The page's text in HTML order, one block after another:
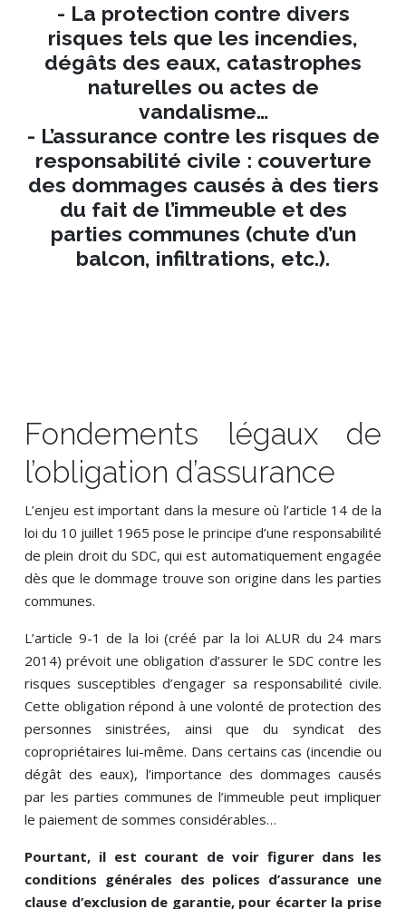
- La protection contre divers
risques tels que les incendies,
dégâts des eaux, catastrophes
naturelles ou actes de
vandalisme…
- L’assurance contre les risques de
responsabilité civile : couverture
des dommages causés à des tiers
du fait de l’immeuble et des
parties communes (chute d’un
balcon, infiltrations, etc.).
Fondements légaux de
l’obligation d’assurance
L’enjeu est important dans la mesure où l’article 14 de la
loi du 10 juillet 1965 pose le principe d’une responsabilité
de plein droit du SDC, qui est automatiquement engagée
dès que le dommage trouve son origine dans les parties
communes.
L’article 9-1 de la loi (créé par la loi ALUR du 24 mars
2014) prévoit une obligation d’assurer le SDC contre les
risques susceptibles d’engager sa responsabilité civile.
Cette obligation répond à une volonté de protection des
personnes sinistrées, ainsi que du syndicat des
copropriétaires lui-même. Dans certains cas (incendie ou
dégât des eaux), l’importance des dommages causés
par les parties communes de l’immeuble peut impliquer
le paiement de sommes considérables…
Pourtant, il est courant de voir figurer dans les
conditions générales des polices d’assurance une
clause d’exclusion de garantie, pour écarter la prise